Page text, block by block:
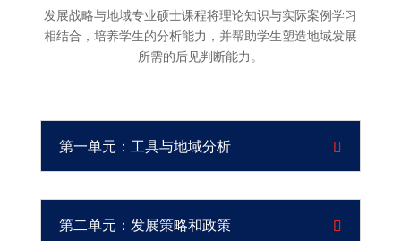
发展战略与地域专业硕士课程将理论知识与实际案例学习
相结合，培养学生的分析能力，并帮助学生塑造地域发展
所需的后见判断能力。
第一单元：工具与地域分析
第二单元：发展策略和政策